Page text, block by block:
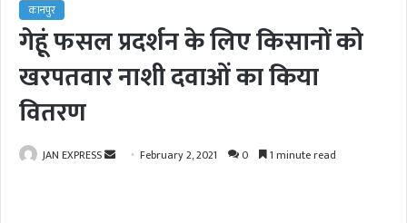
कानपुर
गेहूं फसल प्रदर्शन के लिए किसानों को
खरपतवार नाशी दवाओं का किया
वितरण
JAN EXPRESS February 2, 2021 0 1 minute read